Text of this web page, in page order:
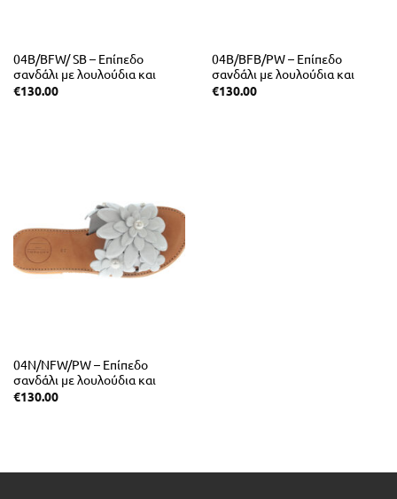
04B/BFW/ SB – Επίπεδο
σανδάλι με λουλούδια και
φυσική μαλακιά σόλα.
€130.00
04B/BFB/PW – Επίπεδο
σανδάλι με λουλούδια και
μαλακιά σόλα.
€130.00
04N/NFW/PW – Επίπεδο
σανδάλι με λουλούδια και
φυσική μαλακιά σόλα.
€130.00